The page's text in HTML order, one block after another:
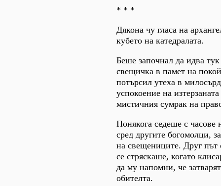
* * *
Дякона чу гласа на
кубето на катедралата.
Беше започнал да идва
свещичка в памет на
потърсил утеха в
успокоение на
мистичния сумрак на
Понякога седеше с часове
сред другите богомолци,
на свещениците. Друг път
се стряскаше, когато
да му напомни, че
обителта.